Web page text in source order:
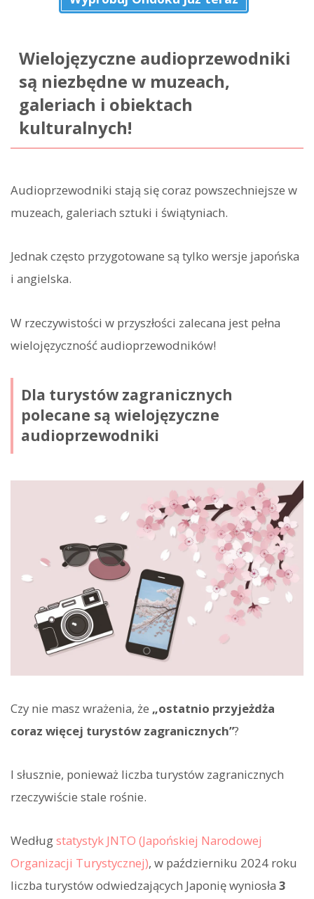
Wielojęzyczne audioprzewodniki
są niezbędne w muzeach,
galeriach i obiektach
kulturalnych!
Audioprzewodniki stają się coraz powszechniejsze w
muzeach, galeriach sztuki i świątyniach.
Jednak często przygotowane są tylko wersje japońska
i angielska.
W rzeczywistości w przyszłości zalecana jest pełna
wielojęzyczność audioprzewodników!
Dla turystów zagranicznych
polecane są wielojęzyczne
audioprzewodniki
Czy nie masz wrażenia, że „ostatnio przyjeżdża
coraz więcej turystów zagranicznych”?
I słusznie, ponieważ liczba turystów zagranicznych
rzeczywiście stale rośnie.
Wedługstatystyk JNTO (Japońskiej Narodowej
Organizacji Turystycznej), w październiku 2024 roku
liczba turystów odwiedzających Japonię wyniosła 3